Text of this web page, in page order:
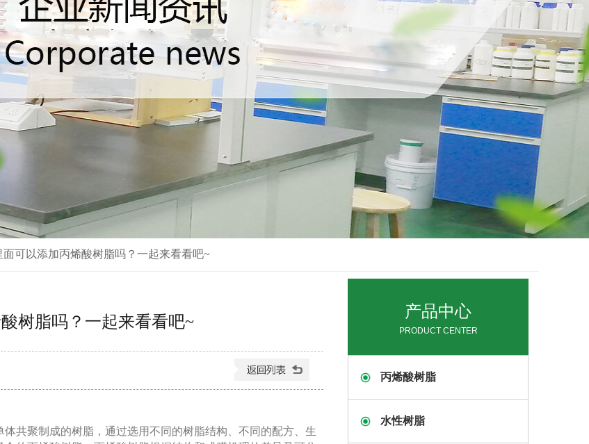
面可以添加丙烯酸树脂吗？一起来看看吧~
树脂吗？一起来看看吧~
共聚制成的树脂，通过选用不同的树脂结构、不同的配方、生
产品中心
PRODUCT CENTER
丙烯酸树脂
水性树脂